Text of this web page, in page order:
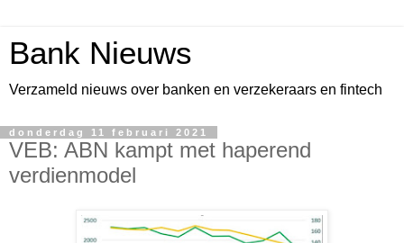
Bank Nieuws
Verzameld nieuws over banken en verzekeraars en fintech
donderdag 11 februari 2021
VEB: ABN kampt met haperend
verdienmodel